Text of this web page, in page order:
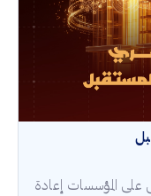
المؤسسات إعادة